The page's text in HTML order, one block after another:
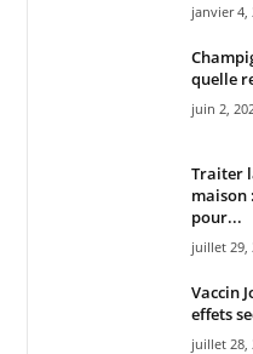
janvier 4,
quelle
juin 2,
Traiter
maison
pour...
juillet 29,
Vaccin
effets
juillet 28,